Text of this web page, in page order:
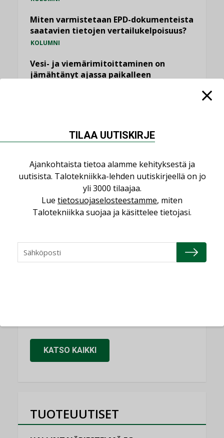
Miten varmistetaan EPD-dokumenteista
saatavien tietojen vertailukelpoisuus?
KOLUMNI
Vesi- ja viemärimitoittaminen on
jämähtänyt ajassa paikalleen
NIMITYKSET
Consti
Refair
NIMITYKSET
KATSO KAIKKI
TUOTEUUTISET
TILAA UUTISKIRJE
Ajankohtaista tietoa alamme kehityksestä ja
uutisista. Talotekniikka-lehden uutiskirjeellä on jo
yli 3000 tilaajaa.
Lue tietosuojaselosteestamme, miten
Talotekniikka suojaa ja käsittelee tietojasi.